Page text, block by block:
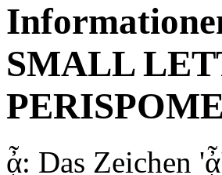
SMALL
ᾆ: Das Zeichen